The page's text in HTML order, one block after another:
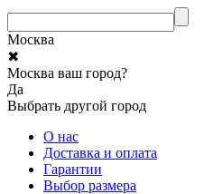
Москва
✖
Москва ваш город?
Да
Выбрать другой город
О нас
Доставка и оплата
Гарантии
Выбор размера